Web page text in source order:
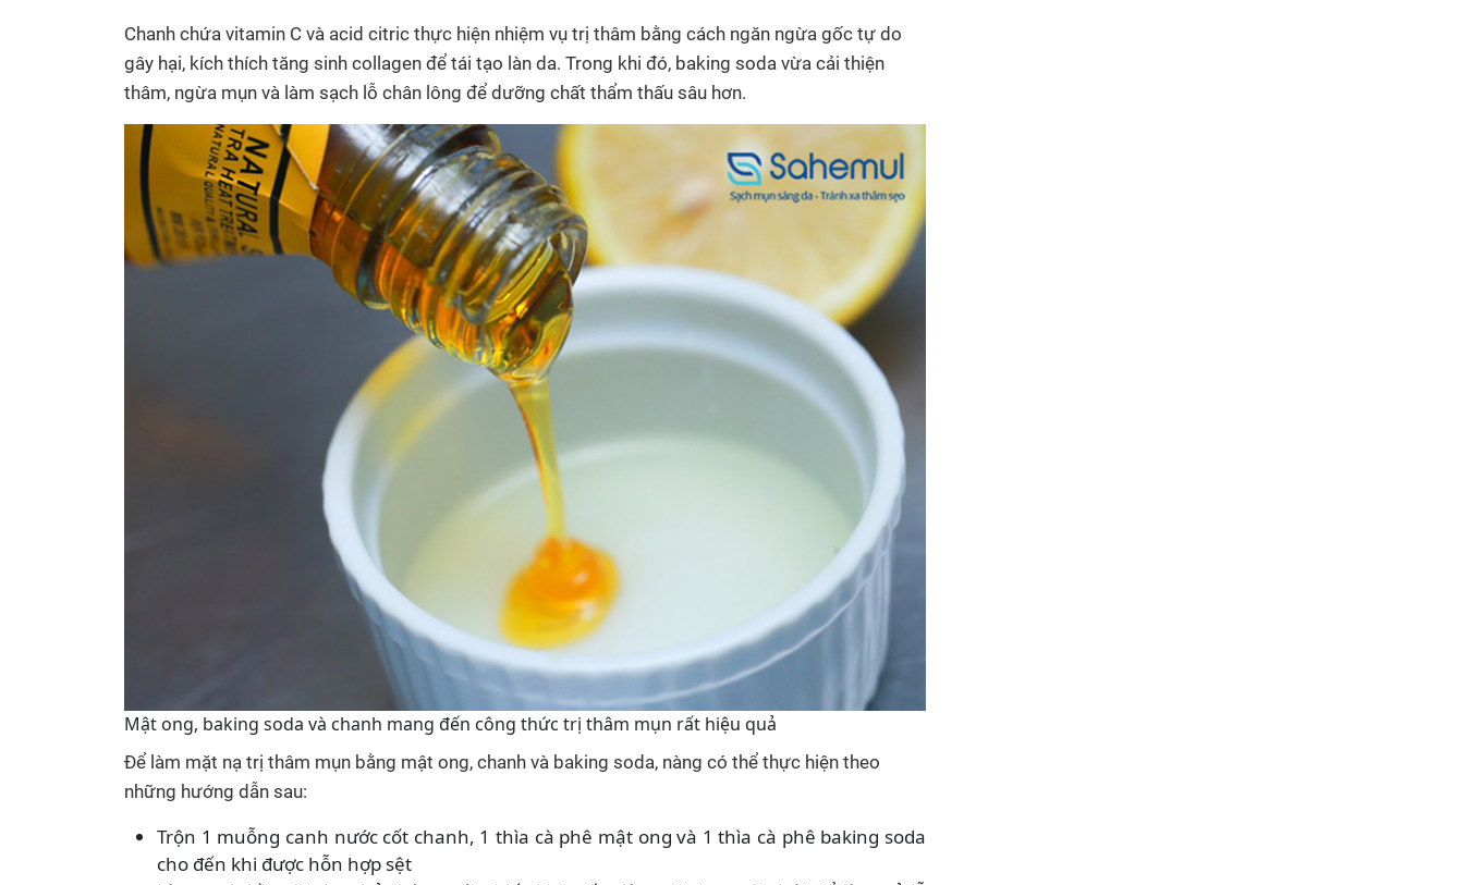
Chanh chứa vitamin C và acid citric thực hiện nhiệm vụ trị thâm bằng cách ngăn ngừa gốc tự do
gây hại, kích thích tăng sinh collagen để tái tạo làn da. Trong khi đó, baking soda vừa cải thiện
thâm, ngừa mụn và làm sạch lỗ chân lông để dưỡng chất thẩm thấu sâu hơn.
Mật ong, baking soda và chanh mang đến công thức trị thâm mụn rất hiệu quả
Để làm mặt nạ trị thâm mụn bằng mật ong, chanh và baking soda, nàng có thể thực hiện theo
những hướng dẫn sau:
Trộn 1 muỗng canh nước cốt chanh, 1 thìa cà phê mật ong và 1 thìa cà phê baking soda
cho đến khi được hỗn hợp sệt